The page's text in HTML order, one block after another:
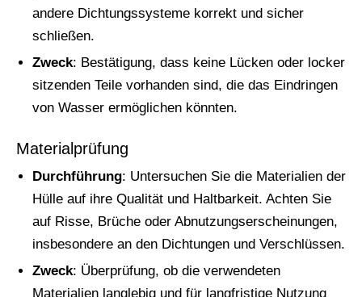
andere Dichtungssysteme korrekt und sicher
schließen.
Zweck: Bestätigung, dass keine Lücken oder locker
sitzenden Teile vorhanden sind, die das Eindringen
von Wasser ermöglichen könnten.
Materialprüfung
Durchführung: Untersuchen Sie die Materialien der
Hülle auf ihre Qualität und Haltbarkeit. Achten Sie
auf Risse, Brüche oder Abnutzungserscheinungen,
insbesondere an den Dichtungen und Verschlüssen.
Zweck: Überprüfung, ob die verwendeten
Materialien langlebig und für langfristige Nutzung